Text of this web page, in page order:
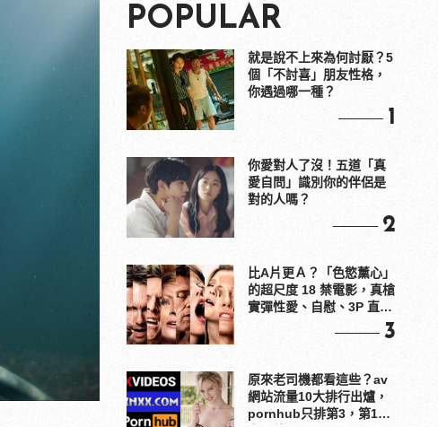
POPULAR
就是說不上來為何討厭？5
個「不討喜」朋友性格，
你遇過哪一種？
1
你愛對人了沒！五道「真
愛自問」識別你的伴侶是
對的人嗎？
2
比A片更Ａ？「色慾薰心」
的超尺度 18 禁電影，真槍
實彈性愛、自慰、3P 直接
3
原來老司機都看這些？av
網站流量10大排行出爐，
pornhub只排第3，第1名